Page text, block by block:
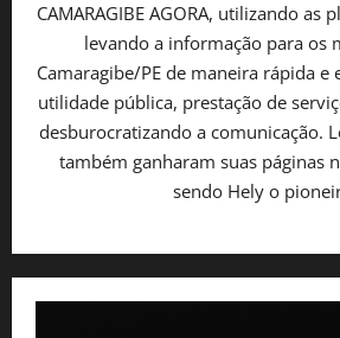
CAMARAGIBE AGORA, utilizando as
levando a informação para os
Camaragibe/PE de maneira rápida
utilidade pública, prestação de
desburocratizando a comunicação.
também ganharam suas páginas
sendo Hely o